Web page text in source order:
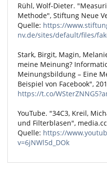
Rühl, Wolf-Dieter.
Methode", Stiftung Neue
Quelle: https://
nv.de/sites/default/files/
Stark, Birgit, Magin,
meine Meinung?
Meinungsbildung – Eine
Beispiel von Facebook",
https://t.co/
YouTube. "34C3, Kreil,
und Filterblasen",
Quelle: https://
v=6jNWl5d_DOk